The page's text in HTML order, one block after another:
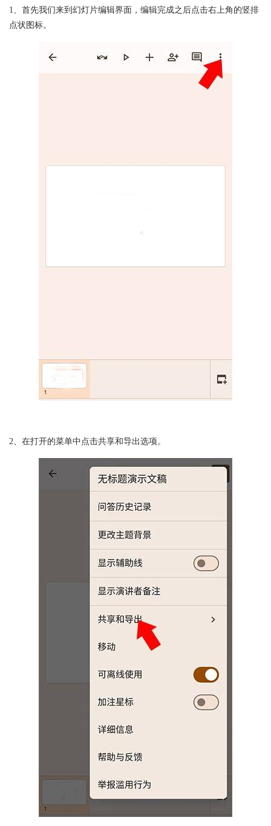
1、首先我们来到幻灯片编辑界面，编辑完成之后点击右上角的竖排
点状图标。
2、在打开的菜单中点击共享和导出选项。